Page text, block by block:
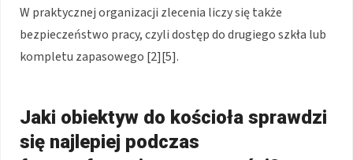
W praktycznej organizacji zlecenia liczy się także
bezpieczeństwo pracy, czyli dostęp do drugiego szkła lub
kompletu zapasowego [2][5].
Jaki obiektyw do kościoła sprawdzi
się najlepiej podczas